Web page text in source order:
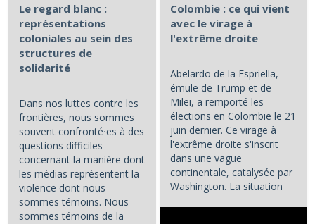
Le regard blanc :
représentations
coloniales au sein des
structures de
solidarité
Dans nos luttes contre les
frontières, nous sommes
souvent confronté⋅es à des
questions difficiles
concernant la manière dont
les médias représentent la
violence dont nous
sommes témoins. Nous
sommes témoins de la
Colombie : ce qui vient
avec le virage à
l'extrême droite
Abelardo de la Espriella,
émule de Trump et de
Milei, a remporté les
élections en Colombie le 21
juin dernier. Ce virage à
l'extrême droite s'inscrit
dans une vague
continentale, catalysée par
Washington. La situation